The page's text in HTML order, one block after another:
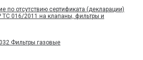
по отсутствию сертификата (декларации)
ТС 016/2011 на клапаны, фильтры и
Фильтры газовые